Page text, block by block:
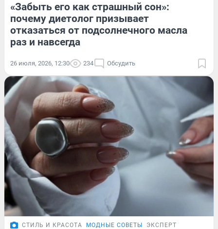
«Забыть его как страшный сон»:
почему диетолог призывает
отказаться от подсолнечного масла
раз и навсегда
26 июля, 2026, 12:30 234 Обсудить
СТИЛЬ И КРАСОТА МОДНЫЕ СОВЕТЫ ЭКСПЕРТ